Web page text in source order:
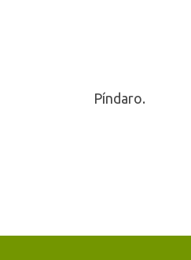
Píndaro.